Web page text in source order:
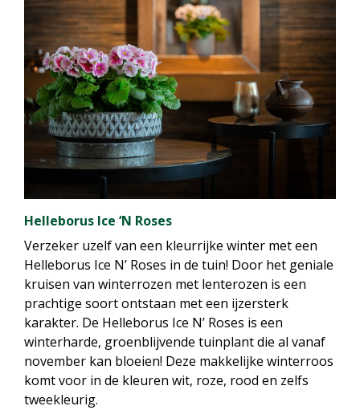
Helleborus Ice ‘N Roses
Verzeker uzelf van een kleurrijke winter met een
Helleborus Ice N’ Roses in de tuin! Door het geniale
kruisen van winterrozen met lenterozen is een
prachtige soort ontstaan met een ijzersterk
karakter. De Helleborus Ice N’ Roses is een
winterharde, groenblijvende tuinplant die al vanaf
november kan bloeien! Deze makkelijke winterroos
komt voor in de kleuren wit, roze, rood en zelfs
tweekleurig.